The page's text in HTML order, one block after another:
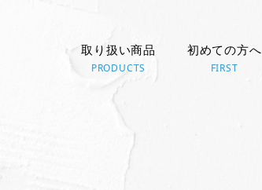
取り扱い商品
PRODUCTS
初めての方へ
FIRST